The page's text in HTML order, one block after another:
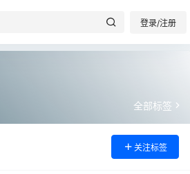
登录/注册
全部标签
关注标签